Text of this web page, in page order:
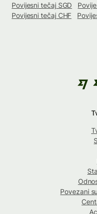
Povijesni tečaj SGD
Povijesni tečaj CHF
Povezani